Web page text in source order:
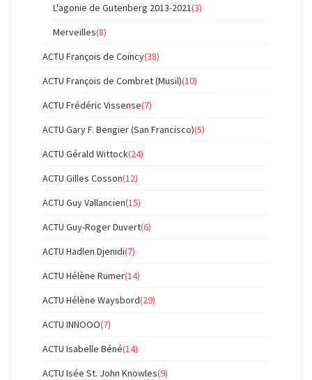
L'agonie de Gutenberg 2013-2021(3)
Merveilles(8)
ACTU François de Coincy(38)
ACTU François de Combret (Musil)(10)
ACTU Frédéric Vissense(7)
ACTU Gary F. Bengier (San Francisco)(5)
ACTU Gérald Wittock(24)
ACTU Gilles Cosson(12)
ACTU Guy Vallancien(15)
ACTU Guy-Roger Duvert(6)
ACTU Hadlen Djenidi(7)
ACTU Hélène Rumer(14)
ACTU Hélène Waysbord(29)
ACTU INNOOO(7)
ACTU Isabelle Béné(14)
ACTU Isée St. John Knowles(9)